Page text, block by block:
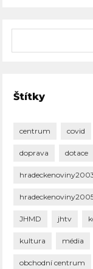
Štítky
centrum covid
doprava dotace
JHMD jhtv
kultura média
obchodní centrum